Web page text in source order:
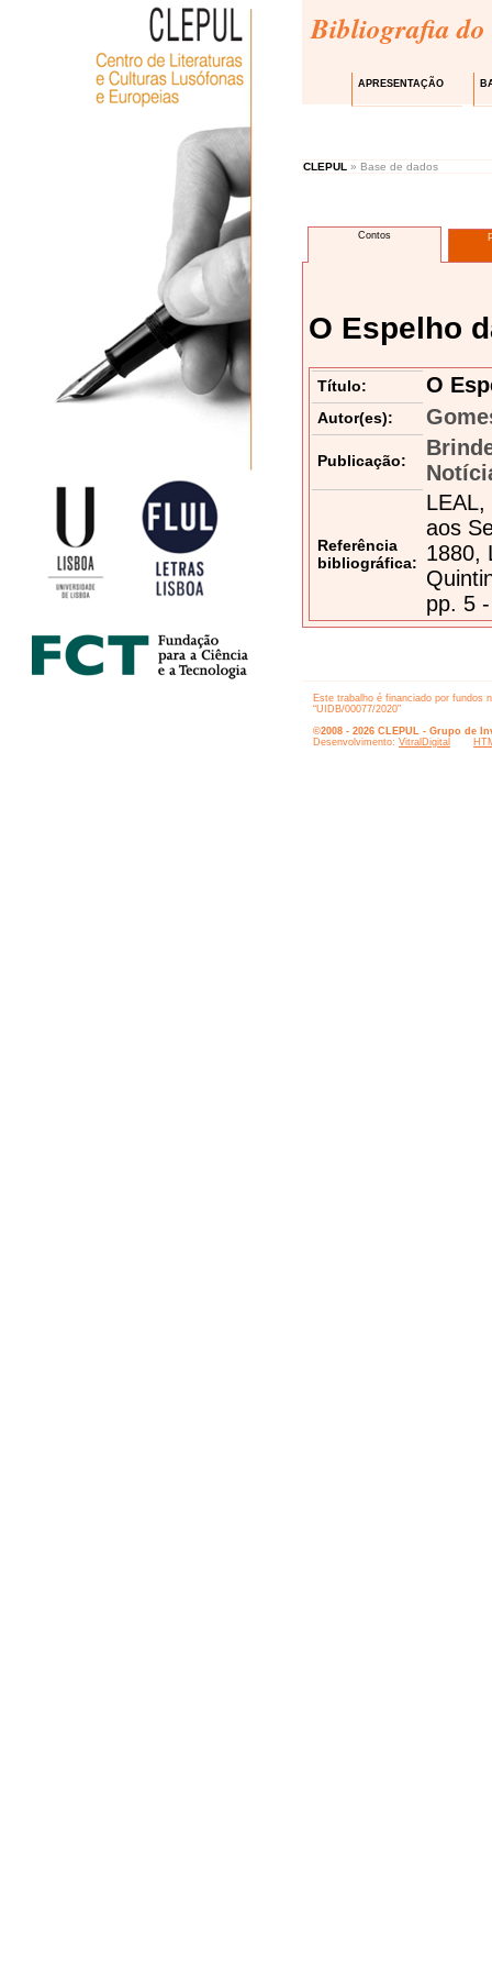
Bibliografia do
APRESENTAÇÃO
CLEPUL » Base de dados
Contos
O Espelho
Título: O
Autor(es):
Publicação:
Referência
bibliográfica:
aos
1880,
pp. 5
Este trabalho é financiado por fundos
“UIDB/00077/2020”
©2008 - 2026 CLEPUL - Grupo de
Desenvolvimento: VitralDigital